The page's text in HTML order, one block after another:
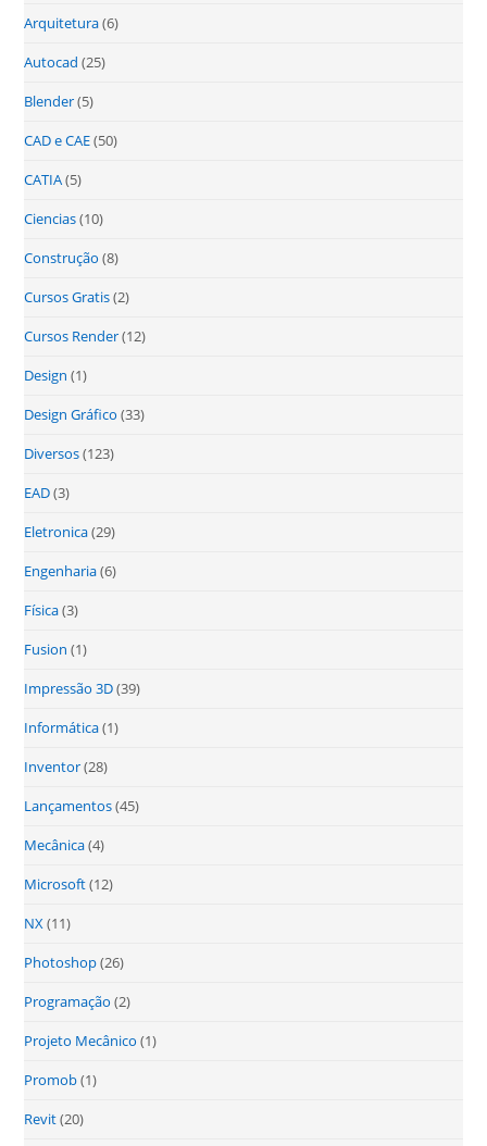
Arquitetura(6)
Autocad (25)
Blender(5)
CAD e CAE(50)
CATIA(5)
Ciencias(10)
Construção (8)
Cursos Gratis(2)
Cursos Render(12)
Design (1)
Design Gráfico (33)
Diversos(123)
EAD(3)
Eletronica(29)
Engenharia(6)
Física(3)
Fusion (1)
Impressão 3D(39)
Informática(1)
Inventor(28)
Lançamentos(45)
Mecânica(4)
Microsoft(12)
NX(11)
Photoshop(26)
Programação (2)
Projeto Mecânico (1)
Promob(1)
Revit(20)